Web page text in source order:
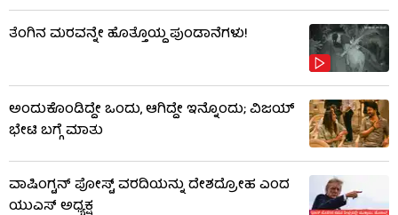
ತೆಂಗಿನ ಮರವನ್ನೇ ಹೊತ್ತೊಯ್ದ ಪುಂಡಾನೆಗಳು!
ಅಂದುಕೊಂಡಿದ್ದೇ ಒಂದು, ಆಗಿದ್ದೇ ಇನ್ನೊಂದು; ವಿಜಯ್
ಭೇಟಿ ಬಗ್ಗೆ ಮಾತು
ವಾಷಿಂಗ್ಟನ್ ಪೋಸ್ಟ್ ವರದಿಯನ್ನು ದೇಶದ್ರೋಹ ಎಂದ
ಯುಎಸ್ ಅಧ್ಯಕ್ಷ